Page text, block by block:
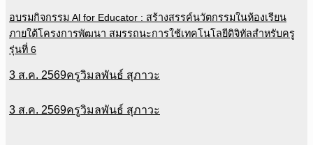
อบรมกิจกรรม Al for Educator : สร้างสรรค์นวัตกรรมในห้องเรียน
ภายใต้โครงการพัฒนา สมรรถนะการใช้เทคโนโลยีดิจิทัลสำหรับครู
รุ่นที่ 6
3 ส.ค. 2569ครูวิมลพันธ์ สุภาวะ
3 ส.ค. 2569ครูวิมลพันธ์ สุภาวะ